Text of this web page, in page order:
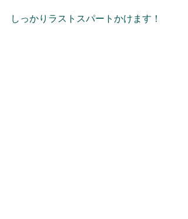
しっかりラストスパートかけます！